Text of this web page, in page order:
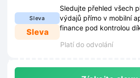
Sleva
Sleva
Sledujte přehled všech
výdajů přímo v mobilní
finance pod kontrolou
Platí do odvolání